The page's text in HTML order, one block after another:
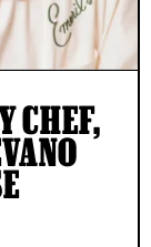
CHEF,